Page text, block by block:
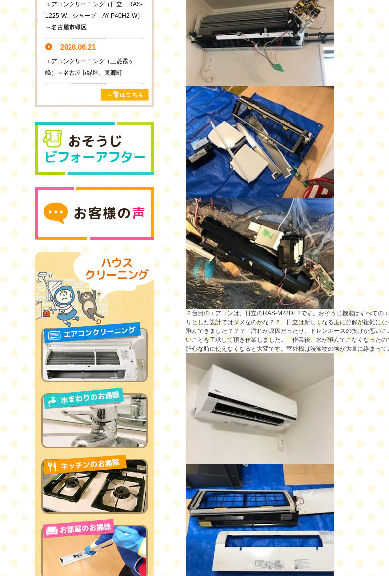
２台目のエアコンは、 日立のRAS-M22DE2です。おそうじ機能はすべての
リとした設計ではダメなのかな？？
日立は新しくなる度に分解が複雑にな
飛んできました？？？ 汚れが原因だったり、ドレンホースの抜けが悪い
いことを了承して頂き作業しました。 作業後、水が飛んでこなくなった
肝心な時に使えなくなると大変です。室外機は洗濯物の埃が大量に絡まって
エアコンクリーニング（日立 RAS-
L225-W、シャープ AY-P40H2-W）
～名古屋市緑区
2026.06.21
エアコンクリーニング（三菱霧ヶ
峰）～名古屋市緑区、東郷町